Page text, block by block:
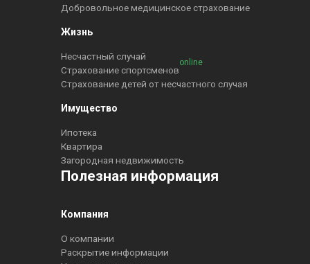
Добровольное медицинское страхование
Жизнь
Несчастный случай
Страхование спортсменов
online
Страхование детей от несчастного случая
Имущество
Ипотека
Квартира
Загородная недвижимость
Полезная информация
Компания
О компании
Раскрытие информации